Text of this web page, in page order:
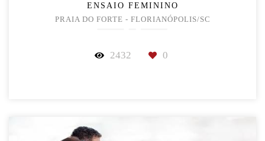
ENSAIO FEMININO
PRAIA DO FORTE - FLORIANÓPOLIS/SC
2432 0